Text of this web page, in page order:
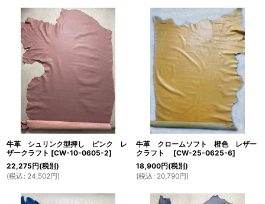
牛革 シュリンク型押し ピンク レ
ザークラフト [CW-10-0605-2]
22,275円(税別)
(税込 : 24,502円)
牛革 クロームソフト 橙色 レザー
クラフト
[CW-25-0625-6]
18,900円(税別)
(税込 : 20,790円)